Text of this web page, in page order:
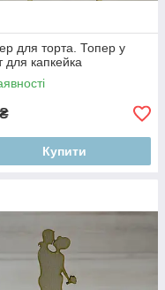
для торта. Топер у
для капкейка
₴
Купити